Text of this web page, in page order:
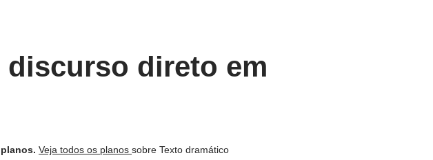
direto em
Veja todos os planos sobre Texto dramático